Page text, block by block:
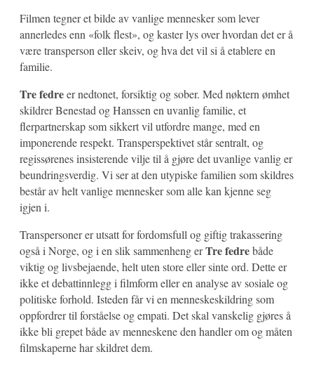
Filmen tegner et bilde av vanlige mennesker som lever
annerledes enn «folk flest», og kaster lys over hvordan det er å
være transperson eller skeiv, og hva det vil si å etablere en
familie.
Tre fedreer nedtonet, forsiktig og sober. Med nøktern ømhet
skildrer Benestad og Hanssen en uvanlig familie, et
flerpartnerskap som sikkert vil utfordre mange, med en
imponerende respekt. Transperspektivet står sentralt, og
regissørenes insisterende vilje til å gjøre det uvanlige vanlig er
beundringsverdig. Vi ser at den utypiske familien som skildres
består av helt vanlige mennesker som alle kan kjenne seg
igjen i.
Transpersoner er utsatt for fordomsfull og giftig trakassering
også i Norge, og i en slik sammenheng erTre fedrebåde
viktig og livsbejaende, helt uten store eller sinte ord. Dette er
ikke et debattinnlegg i filmform eller en analyse av sosiale og
politiske forhold. Isteden får vi en menneskeskildring som
oppfordrer til forståelse og empati. Det skal vanskelig gjøres å
ikke bli grepet både av menneskene den handler om og måten
filmskaperne har skildret dem.